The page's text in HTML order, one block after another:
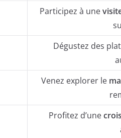
Participez à une
Dégustez des
Venez explorer le
Profitez d’une